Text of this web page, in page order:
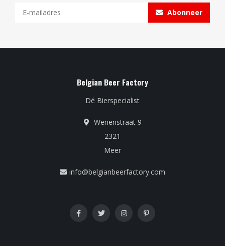
Abonneer
Belgian Beer Factory
Dé Bierspecialist
Wenenstraat 9
2321
Meer
info@belgianbeerfactory.com